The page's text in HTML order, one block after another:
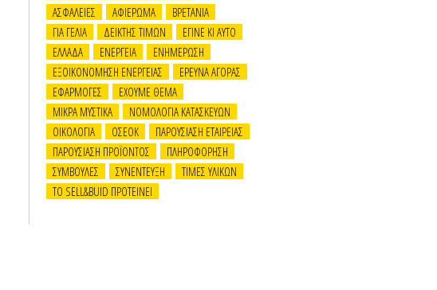
ΑΣΦΑΛΕΙΕΣ
ΑΦΙΕΡΩΜΑ
ΒΡΕΤΑΝΙΑ
ΓΙΑ ΓΕΛΙΑ
ΔΕΙΚΤΗΣ ΤΙΜΩΝ
ΕΓΙΝΕ ΚΙ ΑΥΤΟ
ΕΛΛΑΔΑ
ΕΝΕΡΓΕΙΑ
ΕΝΗΜΕΡΩΣΗ
ΕΞΟΙΚΟΝΟΜΗΣΗ ΕΝΕΡΓΕΙΑΣ
ΕΡΕΥΝΑ ΑΓΟΡΑΣ
ΕΦΑΡΜΟΓΕΣ
ΕΧΟΥΜΕ ΘΕΜΑ
ΜΙΚΡΑ ΜΥΣΤΙΚΑ
ΝΟΜΟΛΟΓΙΑ ΚΑΤΑΣΚΕΥΩΝ
ΟΙΚΟΛΟΓΙΑ
ΟΣΕΟΚ
ΠΑΡΟΥΣΙΑΣΗ ΕΤΑΙΡΕΙΑΣ
ΠΑΡΟΥΣΙΑΣΗ ΠΡΟΪΟΝΤΟΣ
ΠΛΗΡΟΦΟΡΗΣΗ
ΣΥΜΒΟΥΛΕΣ
ΣΥΝΕΝΤΕΥΞΗ
ΤΙΜΕΣ ΥΛΙΚΩΝ
ΤΟ SELL&BUID ΠΡΟΤΕΙΝΕΙ